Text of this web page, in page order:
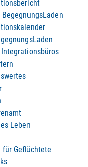
Leben
Geflüchtete